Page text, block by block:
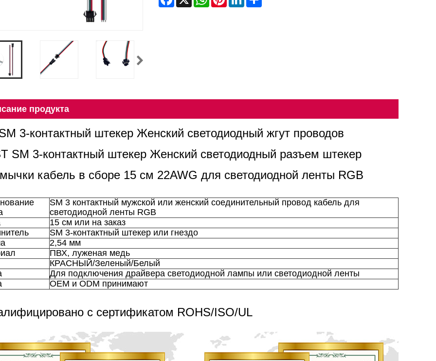
продукта
3-контактный штекер Женский светодиодный жгут проводов
SM 3-контактный штекер Женский светодиодный разъем штекер
кабель в сборе 15 см 22AWG для светодиодной ленты RGB
SM 3 контактный мужской или женский соединительный провод кабель для
светодиодной ленты RGB
15 см или на заказ
SM 3-контактный штекер или гнездо
2,54 мм
ПВХ, луженая медь
КРАСНЫЙ/Зеленый/Белый
Для подключения драйвера светодиодной лампы или светодиодной ленты
OEM и ODM принимают
с сертификатом ROHS/ISO/UL